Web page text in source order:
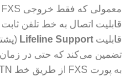
معمولی که فقط خروجی FXS دارند،
قابلیت اتصال به خط تلفن
قابلیت Lifeline Support
تضمین می‌کند که حتی در زمان
به پورت FXS از طریق خط PSTN به کار خود ادامه دهد .